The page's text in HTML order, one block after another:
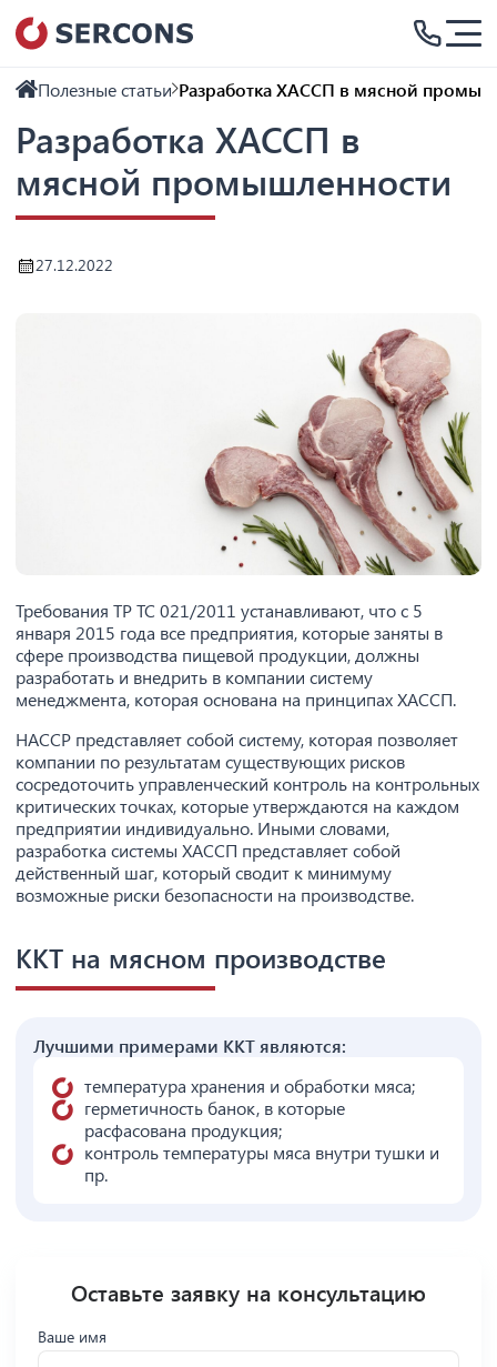
Полезные статьи Разработка ХАССП в мясной
Разработка ХАССП в
мясной промышленности
27.12.2022
Требования ТР ТС 021/2011 устанавливают, что с 5
января 2015 года все предприятия, которые заняты в
сфере производства пищевой продукции, должны
разработать и внедрить в компании систему
менеджмента, которая основана на принципах ХАССП.
HACCP представляет собой систему, которая позволяет
компании по результатам существующих рисков
сосредоточить управленческий контроль на контрольных
критических точках, которые утверждаются на каждом
предприятии индивидуально. Иными словами,
разработка системы ХАССП представляет собой
действенный шаг, который сводит к минимуму
возможные риски безопасности на производстве.
ККТ на мясном производстве
Лучшими примерами ККТ являются:
температура хранения и обработки мяса;
герметичность банок, в которые
расфасована продукция;
контроль температуры мяса внутри тушки и
пр.
Оставьте заявку на консультацию
Ваше имя